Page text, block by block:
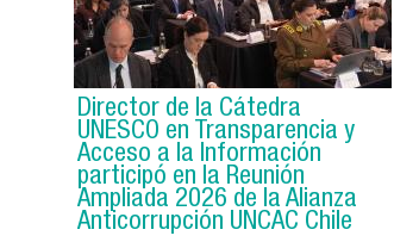
Director de la Cátedra
UNESCO en Transparencia y
Acceso a la Información
participó en la Reunión
Ampliada 2026 de la Alianza
Anticorrupción UNCAC Chile